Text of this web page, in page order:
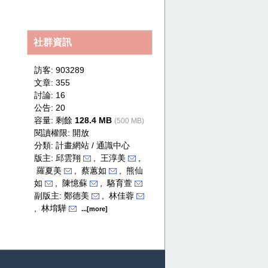
社群資訊
訪客: 903289
文章: 355
討論: 16
公告: 20
容量: 剩餘 128.4 MB (500 MB)
閱讀權限: 開放
分類: 計畫網站 / 通識中心
版主: 邱雲翔
, 王淳美
羅夏美
, 蔡蕙如
, 熊仙
如
, 陳憶蘇
, 駱育萱
副版主: 鄭德美
, 林佳蓉
, 林堉驊
...[more]